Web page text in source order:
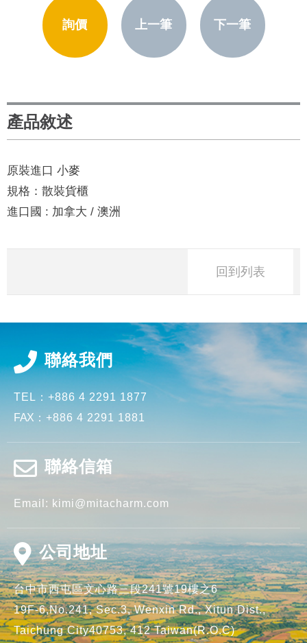
詢價 上一筆 下一筆
產品敘述
原裝進口 小麥
規格：散裝貨櫃
進口國 : 加拿大 / 澳洲
回到列表
聯絡我們
TEL： +886 4 2291 1877
FAX ： +886 4 2291 1881
聯絡信箱
Email: kimi@mitacharm.com
公司地址
台中市西屯區文心路三段241號19樓之6
19F-6,No.241, Sec.3, Wenxin Rd., Xitun Dist.,
Taichung City40753, 412 Taiwan(R.O.C)